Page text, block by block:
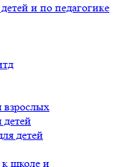
и по педагогике
детей
школе и